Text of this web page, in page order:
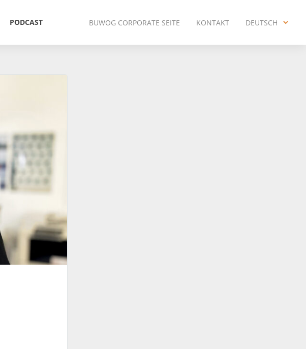
PODCAST BUWOG CORPORATE SEITE KONTAKT DEUTSCH